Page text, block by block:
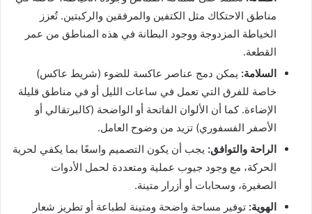
مناطق الاحتكاك مثل الكتفين والمرفقين والركبتين. تُعزز
الخياطة المزدوجة ووجود البطانة في هذه المناطق من عمر
القطعة.
السلامة: يمكن دمج عناصر عاكسة للضوء (شريط عاكس)
خاصة للفرق التي تعمل في ساعات الليل أو في مناطق قليلة
الإضاءة. كما أن الألوان الفاتحة أو الواضحة (كالبرتقالي أو
الأصفر الفسفوري) تزيد من وضوح العامل.
الراحة والتوافق: يجب أن يكون التصميم واسعًا بما يكفي لحرية
الحركة، مع وجود جيوب عملية ومتعددة لحمل الأدوات
الصغيرة، وسحابات أو أزرار متينة.
الهوية: توفير مساحة واضحة ومتينة لطباعة أو تطريز شعار